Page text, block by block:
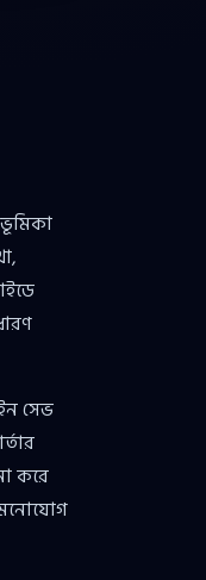
সেভ
করে